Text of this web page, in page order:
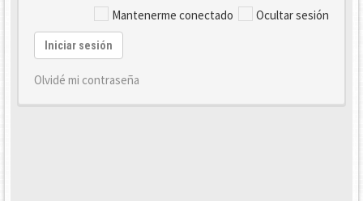
Mantenerme conectado Ocultar sesión
Iniciar sesión
Olvidé mi contraseña